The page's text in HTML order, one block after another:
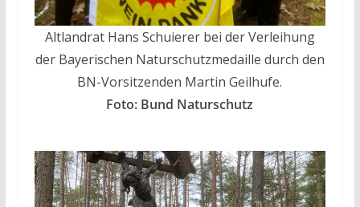
Altlandrat Hans Schuierer bei der Verleihung
der Bayerischen Naturschutzmedaille durch den
BN-Vorsitzenden Martin Geilhufe.
Foto: Bund Naturschutz